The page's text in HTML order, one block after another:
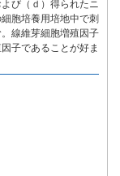
び（ｄ）得られたニ
胞培養用培地中で刺
線維芽細胞増殖因子
子であることが好ま